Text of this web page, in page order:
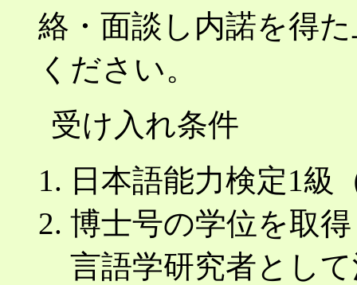
絡・面談し内諾を得
ください。
受け入れ条件
日本語能力検定1級
博士号の学位を取
言語学研究者とし